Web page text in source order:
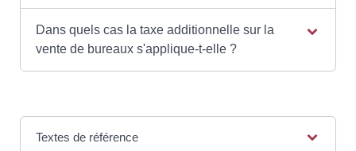
Dans quels cas la taxe additionnelle sur la
vente de bureaux s'applique-t-elle ?
Textes de référence